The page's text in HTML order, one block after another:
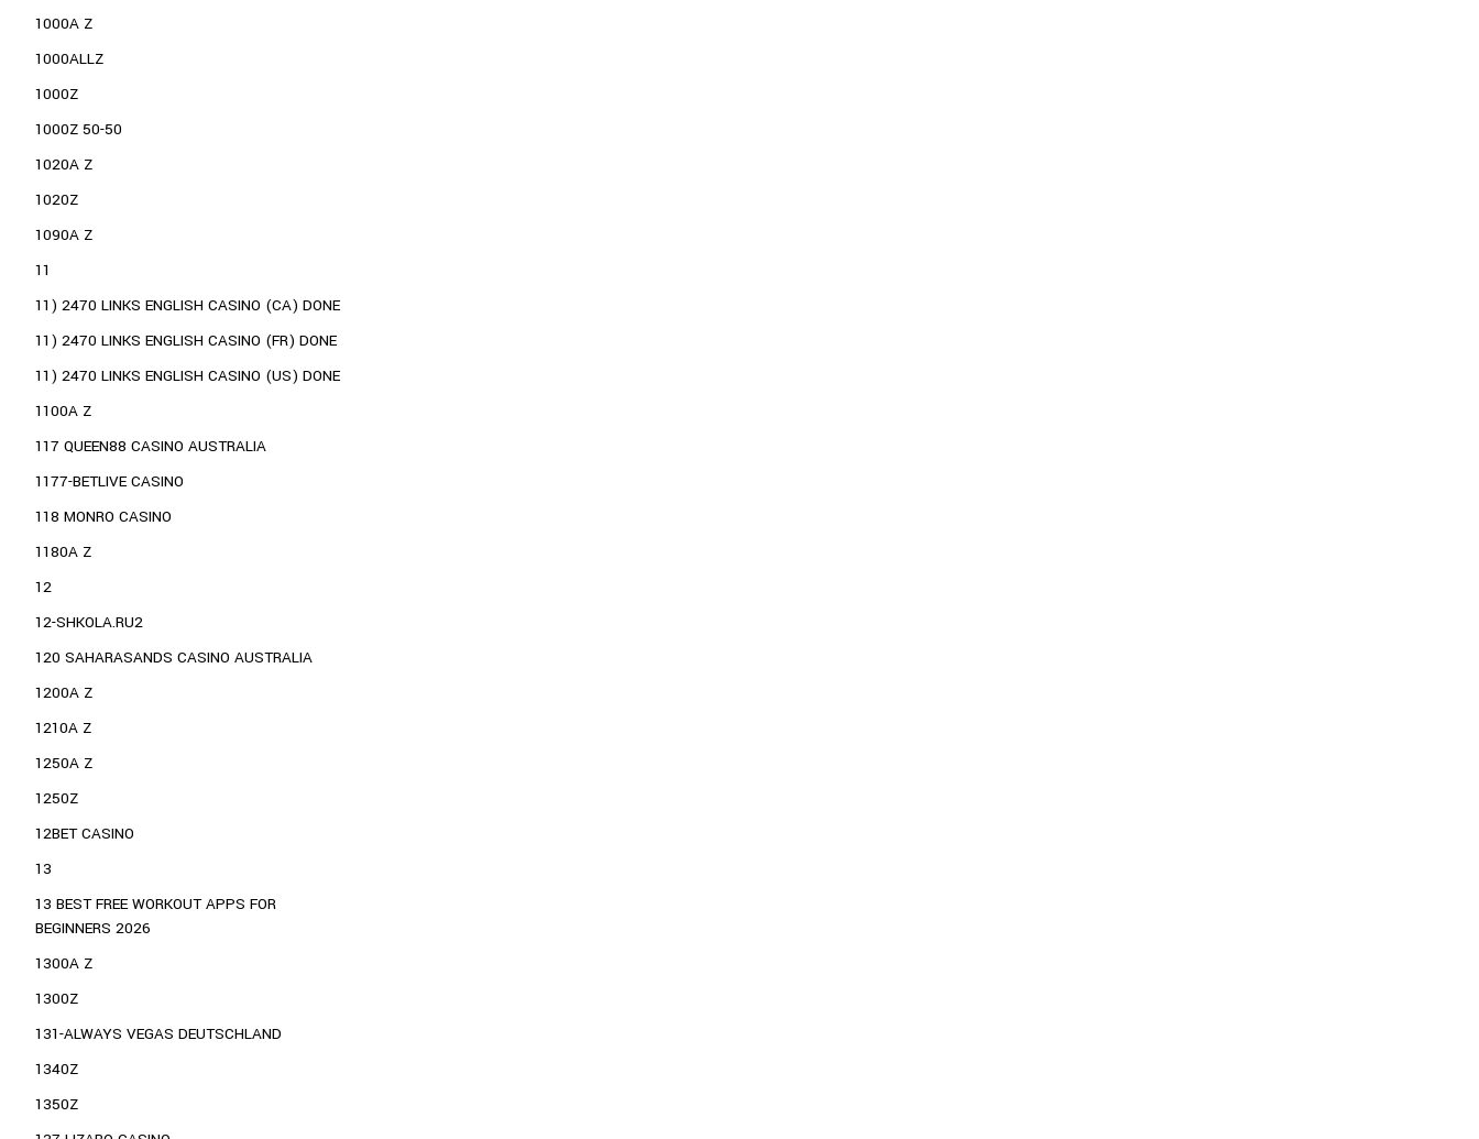
1000A Z
1000ALLZ
1000Z
1000Z 50-50
1020A Z
1020Z
1090A Z
11
11) 2470 LINKS ENGLISH CASINO (CA) DONE
11) 2470 LINKS ENGLISH CASINO (FR) DONE
11) 2470 LINKS ENGLISH CASINO (US) DONE
1100A Z
117 QUEEN88 CASINO AUSTRALIA
1177-BETLIVE CASINO
118 MONRO CASINO
1180A Z
12
12-SHKOLA.RU2
120 SAHARASANDS CASINO AUSTRALIA
1200A Z
1210A Z
1250A Z
1250Z
12BET CASINO
13
13 BEST FREE WORKOUT APPS FOR
BEGINNERS 2026
1300A Z
1300Z
131-ALWAYS VEGAS DEUTSCHLAND
1340Z
1350Z